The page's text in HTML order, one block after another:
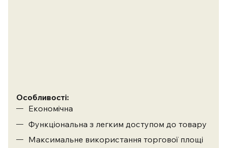
Особливості:
Економічна
Функціональна з легким доступом до товару
Максимальне використання торгової площі